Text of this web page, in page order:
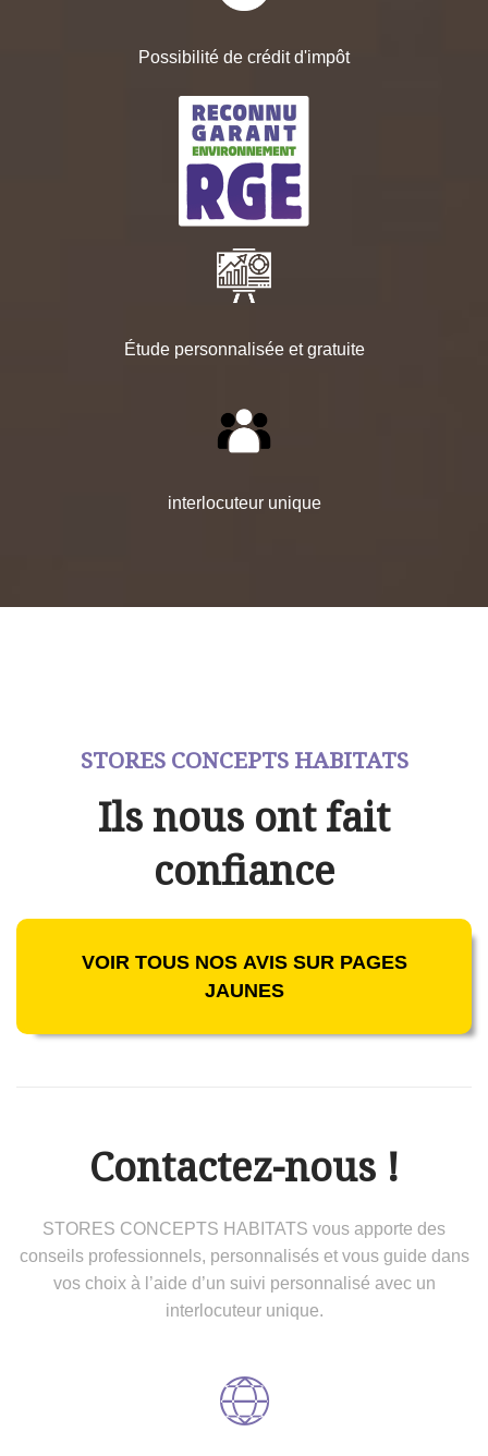
Possibilité de crédit d'impôt
Étude personnalisée et gratuite
interlocuteur unique
STORES CONCEPTS HABITATS
Ils nous ont fait
confiance
VOIR TOUS NOS AVIS SUR PAGES
JAUNES
Contactez-nous !
STORES CONCEPTS HABITATS vous apporte des
conseils professionnels, personnalisés et vous guide dans
vos choix à l’aide d’un suivi personnalisé avec un
interlocuteur unique.